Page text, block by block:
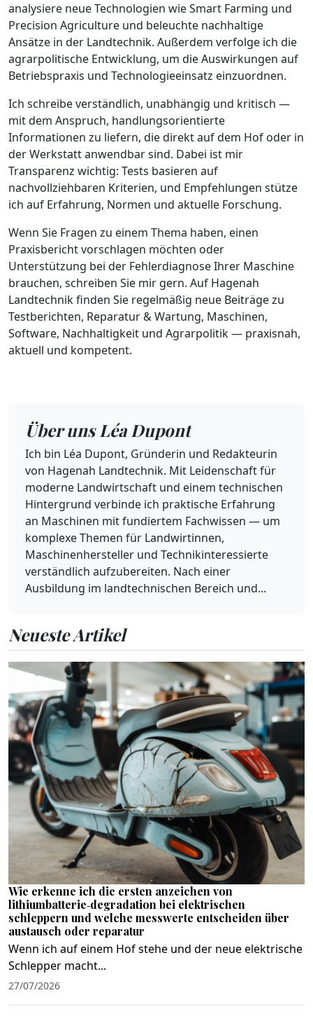
analysiere neue Technologien wie Smart Farming und
Precision Agriculture und beleuchte nachhaltige
Ansätze in der Landtechnik. Außerdem verfolge ich die
agrarpolitische Entwicklung, um die Auswirkungen auf
Betriebspraxis und Technologieeinsatz einzuordnen.
Ich schreibe verständlich, unabhängig und kritisch —
mit dem Anspruch, handlungsorientierte
Informationen zu liefern, die direkt auf dem Hof oder in
der Werkstatt anwendbar sind. Dabei ist mir
Transparenz wichtig: Tests basieren auf
nachvollziehbaren Kriterien, und Empfehlungen stütze
ich auf Erfahrung, Normen und aktuelle Forschung.
Wenn Sie Fragen zu einem Thema haben, einen
Praxisbericht vorschlagen möchten oder
Unterstützung bei der Fehlerdiagnose Ihrer Maschine
brauchen, schreiben Sie mir gern. Auf Hagenah
Landtechnik finden Sie regelmäßig neue Beiträge zu
Testberichten, Reparatur & Wartung, Maschinen,
Software, Nachhaltigkeit und Agrarpolitik — praxisnah,
aktuell und kompetent.
Über uns Léa Dupont
Ich bin Léa Dupont, Gründerin und Redakteurin
von Hagenah Landtechnik. Mit Leidenschaft für
moderne Landwirtschaft und einem technischen
Hintergrund verbinde ich praktische Erfahrung
an Maschinen mit fundiertem Fachwissen — um
komplexe Themen für Landwirtinnen,
Maschinenhersteller und Technikinteressierte
verständlich aufzubereiten. Nach einer
Ausbildung im landtechnischen Bereich und...
Neueste Artikel
Wie erkenne ich die ersten anzeichen von
lithiumbatterie‑degradation bei elektrischen
schleppern und welche messwerte entscheiden über
austausch oder reparatur
Wenn ich auf einem Hof stehe und der neue elektrische
Schlepper macht...
27/07/2026